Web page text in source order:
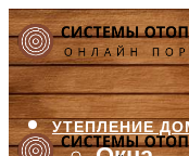
УТЕПЛЕНИЕ